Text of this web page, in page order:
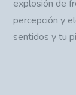
explosión de
percepción y
sentidos y tu